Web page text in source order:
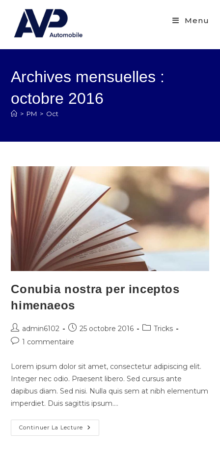
Menu
Archives mensuelles :
octobre 2016
> PM > Oct
Conubia nostra per inceptos
himenaeos
admin6102 25 octobre 2016
Tricks
1 commentaire
Lorem ipsum dolor sit amet, consectetur adipiscing elit.
Integer nec odio. Praesent libero. Sed cursus ante
dapibus diam. Sed nisi. Nulla quis sem at nibh elementum
imperdiet. Duis sagittis ipsum.…
Continuer La Lecture